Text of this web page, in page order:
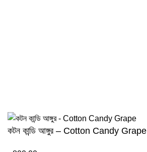
কটন কান্ডি আঙ্গুর – Cotton Candy Grape